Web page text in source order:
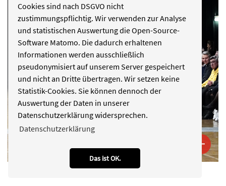
Cookies sind nach DSGVO nicht
zustimmungspflichtig. Wir verwenden zur Analyse
und statistischen Auswertung die Open-Source-
Software Matomo. Die dadurch erhaltenen
Informationen werden ausschließlich
pseudonymisiert auf unserem Server gespeichert
und nicht an Dritte übertragen. Wir setzen keine
Statistik-Cookies. Sie können dennoch der
Auswertung der Daten in unserer
Datenschutzerklärung widersprechen.
Datenschutzerklärung
Das ist OK.